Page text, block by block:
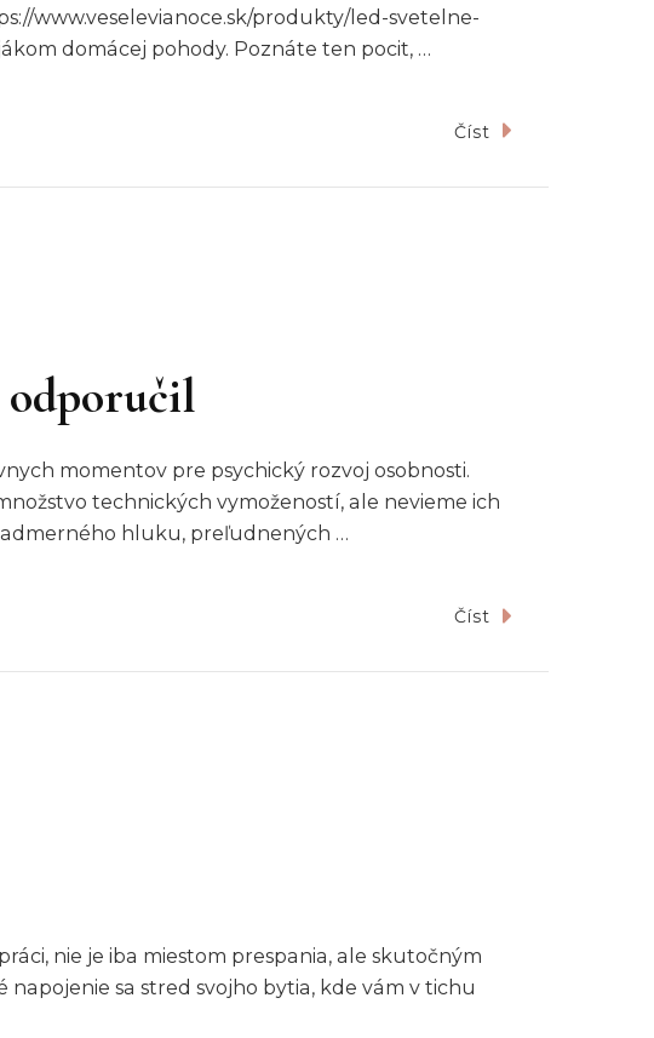
www.veselevianoce.sk/produkty/led-svetelne-
domácej pohody. Poznáte ten pocit, …
Číst
odporučil
momentov pre psychický rozvoj osobnosti.
technických vymožeností, ale nevieme ich
hluku, preľudnených …
Číst
nie je iba miestom prespania, ale skutočným
sa stred svojho bytia, kde vám v tichu